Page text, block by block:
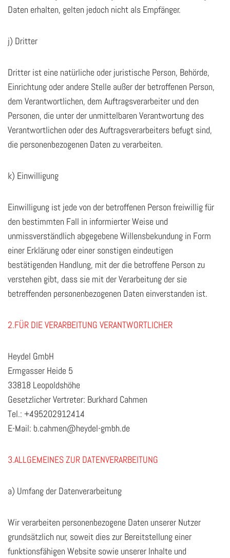
Daten erhalten, gelten jedoch nicht als Empfänger.
j) Dritter
Dritter ist eine natürliche oder juristische Person, Behörde,
Einrichtung oder andere Stelle außer der betroffenen Person,
dem Verantwortlichen, dem Auftragsverarbeiter und den
Personen, die unter der unmittelbaren Verantwortung des
Verantwortlichen oder des Auftragsverarbeiters befugt sind,
die personenbezogenen Daten zu verarbeiten.
k) Einwilligung
Einwilligung ist jede von der betroffenen Person freiwillig für
den bestimmten Fall in informierter Weise und
unmissverständlich abgegebene Willensbekundung in Form
einer Erklärung oder einer sonstigen eindeutigen
bestätigenden Handlung, mit der die betroffene Person zu
verstehen gibt, dass sie mit der Verarbeitung der sie
betreffenden personenbezogenen Daten einverstanden ist.
2.FÜR DIE VERARBEITUNG VERANTWORTLICHER
Heydel GmbH
Ermgasser Heide 5
33818 Leopoldshöhe
Gesetzlicher Vertreter: Burkhard Cahmen
Tel.: +495202912414
E-Mail: b.cahmen@heydel-gmbh.de
3.ALLGEMEINES ZUR DATENVERARBEITUNG
a) Umfang der Datenverarbeitung
Wir verarbeiten personenbezogene Daten unserer Nutzer
grundsätzlich nur, soweit dies zur Bereitstellung einer
funktionsfähigen Website sowie unserer Inhalte und